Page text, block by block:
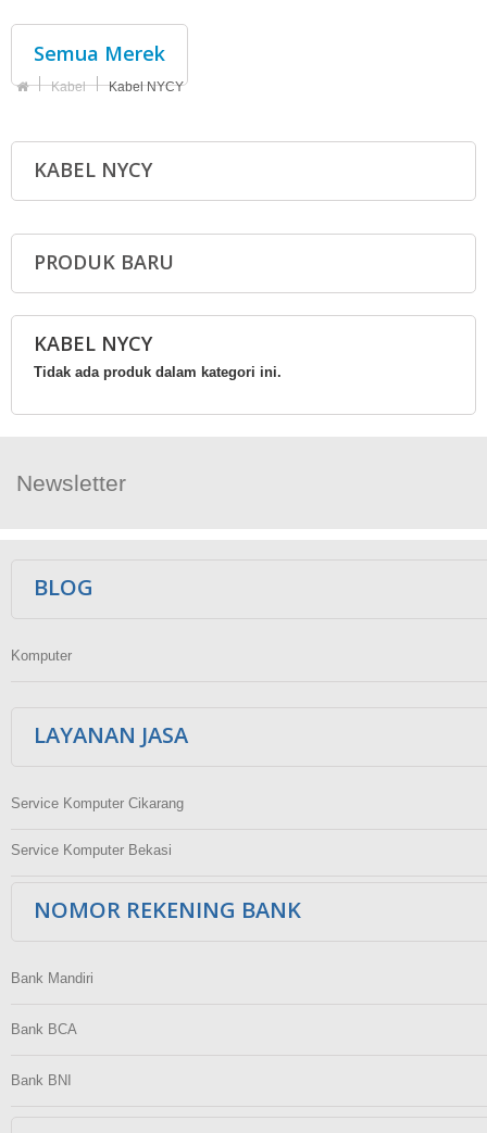
Semua Merek
Kabel Kabel NYCY
KABEL NYCY
PRODUK BARU
KABEL NYCY
Tidak ada produk dalam kategori ini.
Newsletter
BLOG
Komputer
LAYANAN JASA
Service Komputer Cikarang
Service Komputer Bekasi
NOMOR REKENING BANK
Bank Mandiri
Bank BCA
Bank BNI